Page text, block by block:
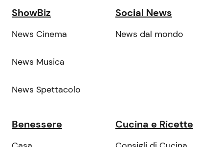
ShowBiz
News Cinema
News Musica
News Spettacolo
Social News
News dal mondo
Benessere Cucina e Ricette